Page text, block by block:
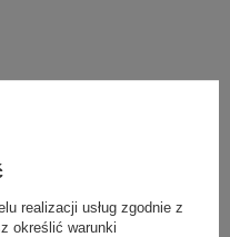
30 dni) lub trwałe
realizacji usług zgodnie z
określić warunki